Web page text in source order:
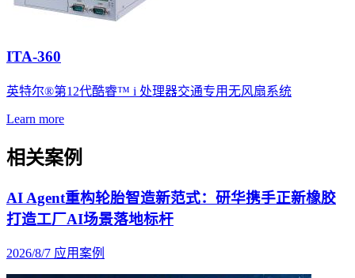
ITA-360
英特尔®第12代酷睿™ i 处理器交通专用无风扇系统
Learn more
相关案例
AI Agent重构轮胎智造新范式：研华携手正新橡胶
打造工厂AI场景落地标杆
2026/8/7 应用案例